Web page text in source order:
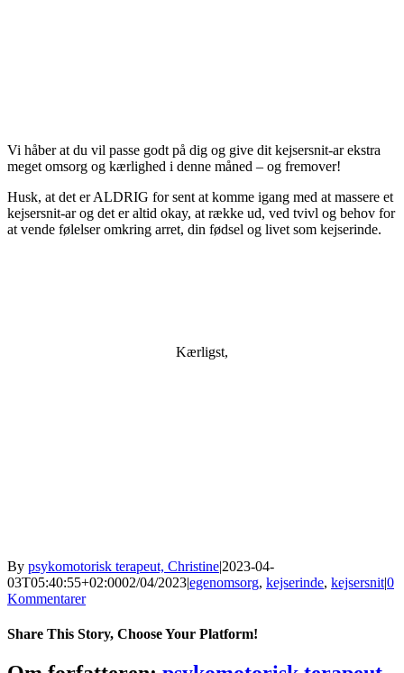
Vi håber at du vil passe godt på dig og give dit kejsersnit-ar ekstra
meget omsorg og kærlighed i denne måned – og fremover!
Husk, at det er ALDRIG for sent at komme igang med at massere et
kejsersnit-ar og det er altid okay, at række ud, ved tvivl og behov for
at vende følelser omkring arret, din fødsel og livet som kejserinde.
Kærligst,
By psykomotorisk terapeut, Christine|2023-04-
03T05:40:55+02:0002/04/2023|egenomsorg, kejserinde, kejsersnit|0
Kommentarer
Share This Story, Choose Your Platform!
Facebook
Twitter
Reddit
LinkedIn
WhatsApp
Telegram
Tumblr
Pinterest
Vk
Xing
E-